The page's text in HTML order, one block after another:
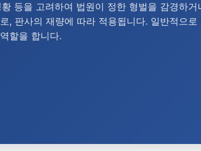
등을 고려하여 법원이 정한 형벌을 감경하거
, 판사의 재량에 따라 적용됩니다. 일반적으로
할을 합니다.